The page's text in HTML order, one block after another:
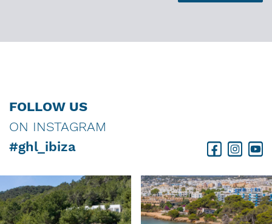
FOLLOW US
ON INSTAGRAM
#ghl_ibiza